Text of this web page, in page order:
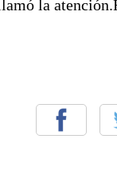
la